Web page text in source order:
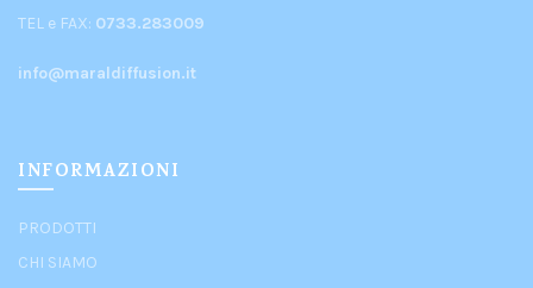
TEL e FAX: 0733.283009
info@maraldiffusion.it
INFORMAZIONI
PRODOTTI
CHI SIAMO